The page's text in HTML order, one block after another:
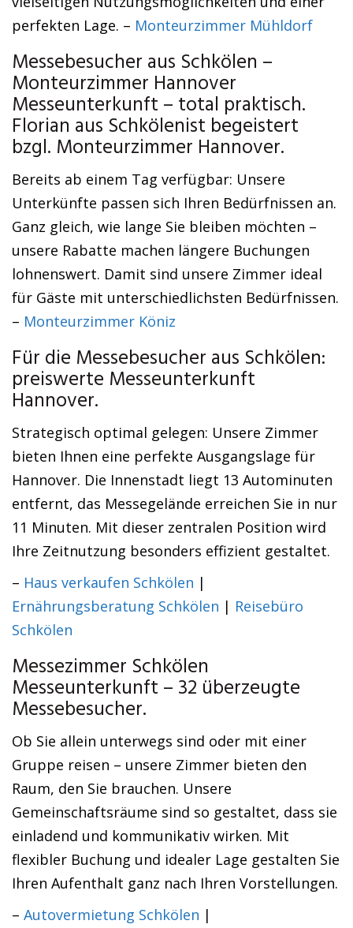
perfekten Lage. – Monteurzimmer Mühldorf
Messebesucher aus Schkölen –
Monteurzimmer Hannover
Messeunterkunft – total praktisch.
Florian aus Schkölenist begeistert
bzgl. Monteurzimmer Hannover.
Bereits ab einem Tag verfügbar: Unsere
Unterkünfte passen sich Ihren Bedürfnissen an.
Ganz gleich, wie lange Sie bleiben möchten –
unsere Rabatte machen längere Buchungen
lohnenswert. Damit sind unsere Zimmer ideal
für Gäste mit unterschiedlichsten Bedürfnissen.
– Monteurzimmer Köniz
Für die Messebesucher aus Schkölen:
preiswerte Messeunterkunft
Hannover.
Strategisch optimal gelegen: Unsere Zimmer
bieten Ihnen eine perfekte Ausgangslage für
Hannover. Die Innenstadt liegt 13 Autominuten
entfernt, das Messegelände erreichen Sie in nur
11 Minuten. Mit dieser zentralen Position wird
Ihre Zeitnutzung besonders effizient gestaltet.
– Haus verkaufen Schkölen |
Ernährungsberatung Schkölen | Reisebüro
Schkölen
Messezimmer Schkölen
Messeunterkunft – 32 überzeugte
Messebesucher.
Ob Sie allein unterwegs sind oder mit einer
Gruppe reisen – unsere Zimmer bieten den
Raum, den Sie brauchen. Unsere
Gemeinschaftsräume sind so gestaltet, dass sie
einladend und kommunikativ wirken. Mit
flexibler Buchung und idealer Lage gestalten Sie
Ihren Aufenthalt ganz nach Ihren Vorstellungen.
– Autovermietung Schkölen |